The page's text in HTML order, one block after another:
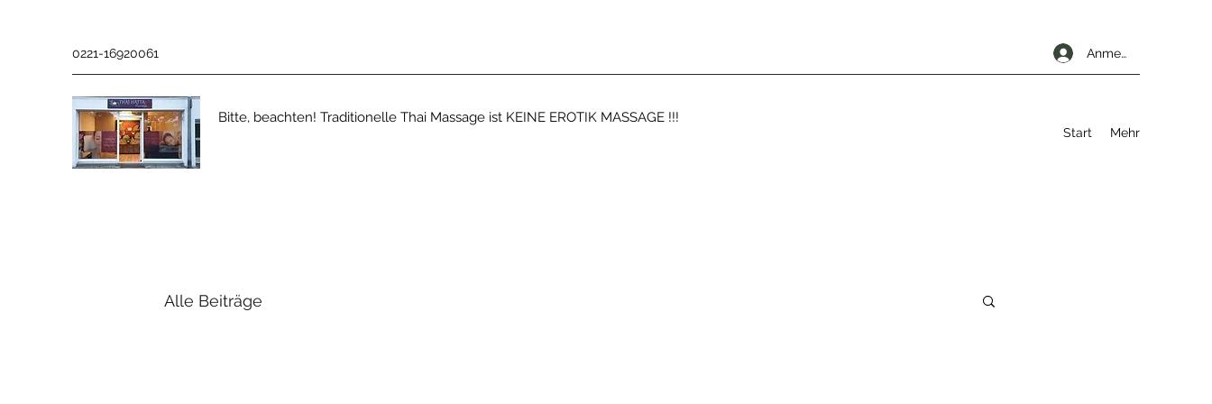
0221-16920061 Anmelden
Bitte, beachten! Traditionelle Thai Massage ist KEINE EROTIK MASSAGE !!!
Start Mehr
Alle Beiträge